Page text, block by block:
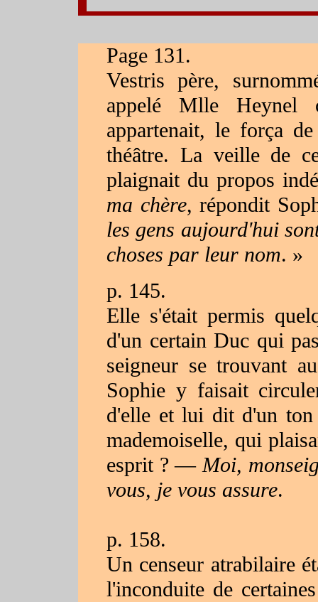
Page 131.
Vestris père,
appelé Mlle
appartenait, le força
théâtre. La veille de
plaignait du propos
ma chère, répondit
les gens aujourd'hui
choses par leur nom. »
p. 145.
Elle s'était permis
d'un certain Duc qui
seigneur se trouvant
Sophie y faisait
d'elle et lui dit d'un
mademoiselle, qui
esprit ? —Moi,
vous, je vous assure.
p. 158.
Un censeur atrabilaire
l'inconduite de